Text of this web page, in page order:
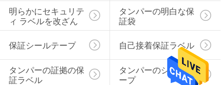
明らかにセキュリテ
ィ ラベルを改ざん
タンパーの明白な保
証袋
保証シールテープ 自己接着保証ラベル
タンパーの証拠の保
証ラベル
タンパーのシール テ
ープ